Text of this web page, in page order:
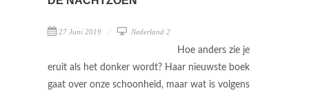
27 Juni 2019 Nederland 2
Hoe anders zie je
eruit als het donker wordt? Haar nieuwste boek
gaat over onze schoonheid, maar wat is volgens